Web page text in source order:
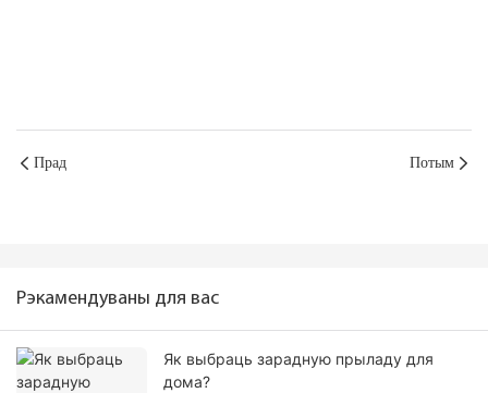
Прад Потым
Рэкамендуваны для вас
Як выбраць зарадную прыладу для
дома?